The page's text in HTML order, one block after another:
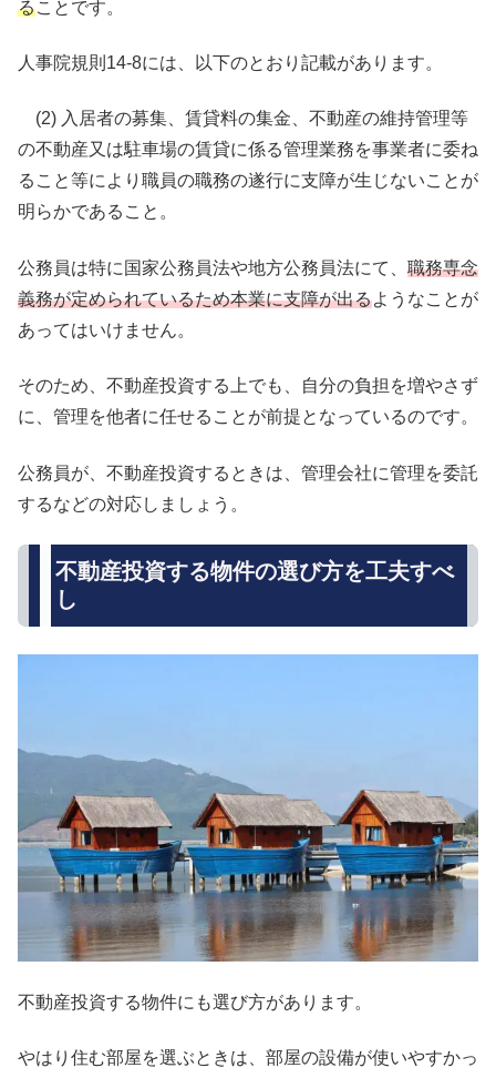
ることです。
人事院規則14-8には、以下のとおり記載があります。
(2) 入居者の募集、賃貸料の集金、不動産の維持管理等
の不動産又は駐車場の賃貸に係る管理業務を事業者に委ね
ること等により職員の職務の遂行に支障が生じないことが
明らかであること。
公務員は特に国家公務員法や地方公務員法にて、 職務専念
義務が定められているため本業に支障が出るようなことが
あってはいけません。
そのため、不動産投資する上でも、自分の負担を増やさず
に、管理を他者に任せることが前提となっているのです。
公務員が、不動産投資するときは、管理会社に管理を委託
するなどの対応しましょう。
不動産投資する物件の選び方を工夫すべ
し
不動産投資する物件にも選び方があります。
やはり住む部屋を選ぶときは、部屋の設備が使いやすかっ